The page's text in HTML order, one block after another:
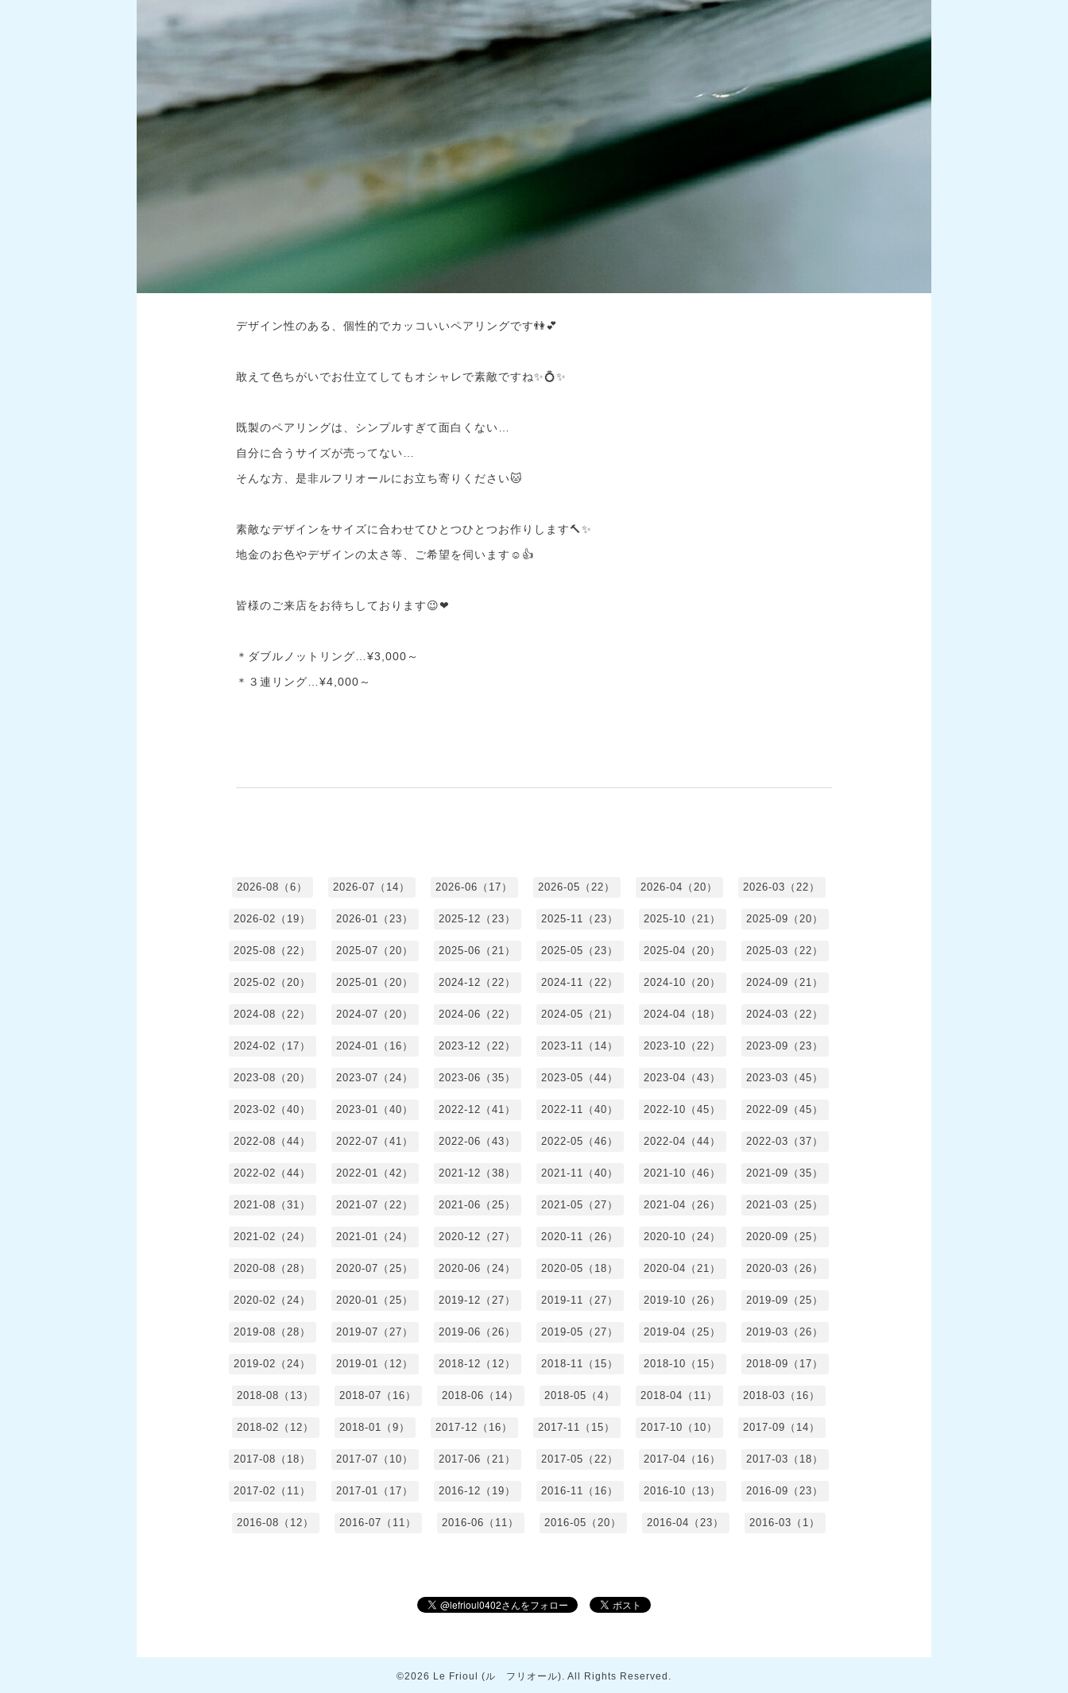
デザイン性のある、個性的でカッコいいペアリングです👫💕
敢えて色ちがいでお仕立てしてもオシャレで素敵ですね✨💍✨
既製のペアリングは、シンプルすぎて面白くない…
自分に合うサイズが売ってない…
そんな方、是非ルフリオールにお立ち寄りください🐱
素敵なデザインをサイズに合わせてひとつひとつお作りします🔨✨
地金のお色やデザインの太さ等、ご希望を伺います☺👍
皆様のご来店をお待ちしております😉❤
＊ダブルノットリング…¥3,000～
＊３連リング…¥4,000～
2026-08（6） 2026-07（14） 2026-06（17） 2026-05（22） 2026-04（20） 2026-03（22）
2026-02（19） 2026-01（23） 2025-12（23） 2025-11（23） 2025-10（21） 2025-09（20）
2025-08（22） 2025-07（20） 2025-06（21） 2025-05（23） 2025-04（20） 2025-03（22）
2025-02（20） 2025-01（20） 2024-12（22） 2024-11（22） 2024-10（20） 2024-09（21）
2024-08（22） 2024-07（20） 2024-06（22） 2024-05（21） 2024-04（18） 2024-03（22）
2024-02（17） 2024-01（16） 2023-12（22） 2023-11（14） 2023-10（22） 2023-09（23）
2023-08（20） 2023-07（24） 2023-06（35） 2023-05（44） 2023-04（43） 2023-03（45）
2023-02（40） 2023-01（40） 2022-12（41） 2022-11（40） 2022-10（45） 2022-09（45）
2022-08（44） 2022-07（41） 2022-06（43） 2022-05（46） 2022-04（44） 2022-03（37）
2022-02（44） 2022-01（42） 2021-12（38） 2021-11（40） 2021-10（46） 2021-09（35）
2021-08（31） 2021-07（22） 2021-06（25） 2021-05（27） 2021-04（26） 2021-03（25）
2021-02（24） 2021-01（24） 2020-12（27） 2020-11（26） 2020-10（24） 2020-09（25）
2020-08（28） 2020-07（25） 2020-06（24） 2020-05（18） 2020-04（21） 2020-03（26）
2020-02（24） 2020-01（25） 2019-12（27） 2019-11（27） 2019-10（26） 2019-09（25）
2019-08（28） 2019-07（27） 2019-06（26） 2019-05（27） 2019-04（25） 2019-03（26）
2019-02（24） 2019-01（12） 2018-12（12） 2018-11（15） 2018-10（15） 2018-09（17）
2018-08（13） 2018-07（16） 2018-06（14） 2018-05（4） 2018-04（11） 2018-03（16）
2018-02（12） 2018-01（9） 2017-12（16） 2017-11（15） 2017-10（10） 2017-09（14）
2017-08（18） 2017-07（10） 2017-06（21） 2017-05（22） 2017-04（16） 2017-03（18）
2017-02（11） 2017-01（17） 2016-12（19） 2016-11（16） 2016-10（13） 2016-09（23）
2016-08（12） 2016-07（11） 2016-06（11） 2016-05（20） 2016-04（23） 2016-03（1）
©2026 Le Frioul (ル フリオール) . All Rights Reserved.